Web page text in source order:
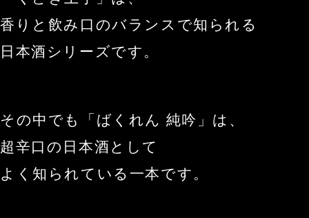
香りと飲み口のバランスで知られる
日本酒シリーズです。
その中でも「ばくれん 純吟」は、
超辛口の日本酒として
よく知られている一本です。